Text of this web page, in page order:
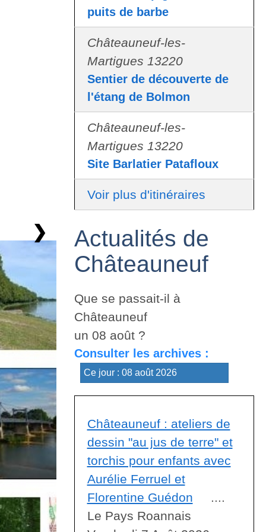
❯
puits de barbe
Châteauneuf-les-
Martigues 13220
Sentier de découverte de
l'étang de Bolmon
Châteauneuf-les-
Martigues 13220
Site Barlatier Patafloux
Voir plus d'itinéraires
Actualités de
Châteauneuf
Que se passait-il à
Châteauneuf
un 08 août ?
Consulter les archives :
Châteauneuf : ateliers de
dessin "au jus de terre" et
torchis pour enfants avec
Aurélie Ferruel et
Florentine Guédon ....
Le Pays Roannais